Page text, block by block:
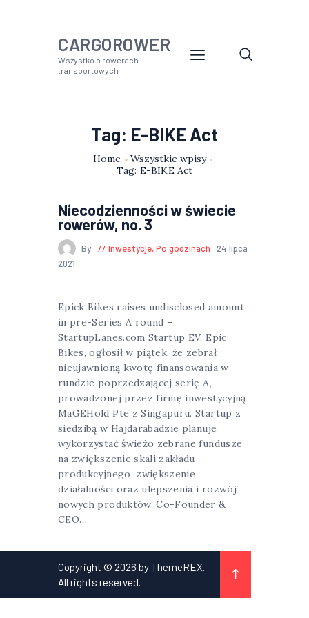
CARGOROWER
Wszystko o rowerach
transportowych
Tag: E-BIKE Act
Home
Wszystkie wpisy
Tag: E-BIKE Act
Niecodzienności w świecie
rowerów, no. 3
By Inwestycje,Po godzinach
24 lipca
2021
Epick Bikes raises undisclosed amount
in pre-Series A round –
StartupLanes.com Startup EV, Epic
Bikes, ogłosił w piątek, że zebrał
nieujawnioną kwotę finansowania w
rundzie poprzedzającej serię A,
prowadzonej przez firmę inwestycyjną
MaGEHold Pte z Singapuru. Startup z
siedzibą w Hajdarabadzie planuje
wykorzystać świeżo zebrane fundusze
na zwiększenie skali zakładu
produkcyjnego, zwiększenie
działalności oraz ulepszenia i rozwój
nowych produktów. Co-Founder &
CEO…
Copyright © 2026 by ThemeREX.
All rights reserved.